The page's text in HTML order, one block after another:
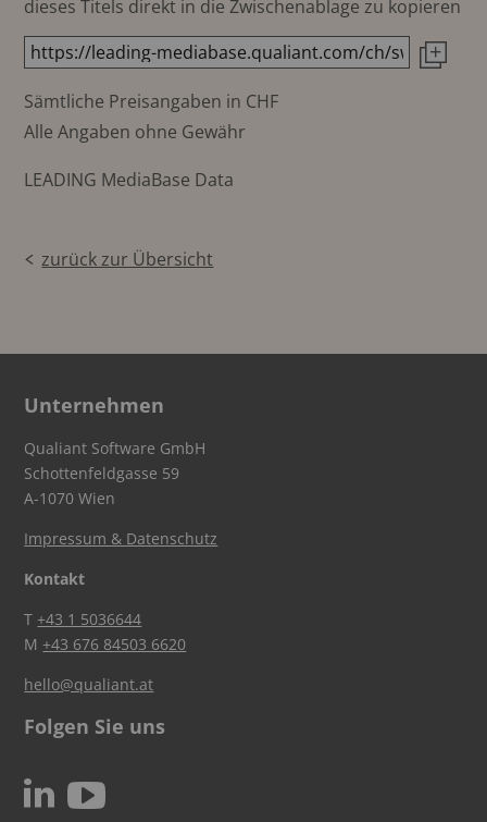
dieses Titels direkt in die Zwischenablage zu kopieren
Sämtliche Preisangaben in CHF
Alle Angaben ohne Gewähr
LEADING MediaBase Data
zurück zur Übersicht
Unternehmen
Qualiant Software GmbH
Schottenfeldgasse 59
A-1070 Wien
Impressum & Datenschutz
Kontakt
T+43 1 5036644
M+43 676 84503 6620
hello@qualiant.at
Folgen Sie uns
N c